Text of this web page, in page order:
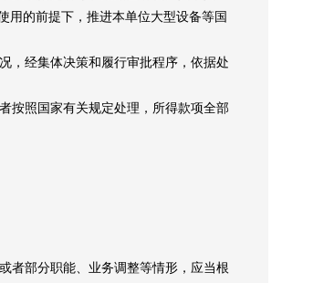
用的前提下，推进本单位大型设备等国
，经集体决策和履行审批程序，依据处
按照国家有关规定处理，所得款项全部
者部分职能、业务调整等情形，应当根